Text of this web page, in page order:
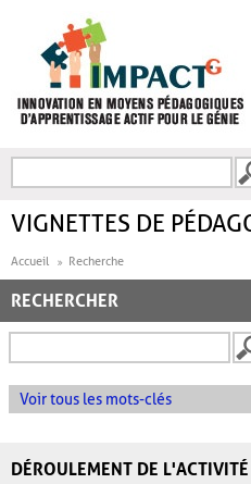
FORMULAIRE DE
VIGNETTES DE
Accueil Recherche
RECHERCHER
Voir tous les mots-clés
DÉROULEMENT DE L'ACTIVITÉ